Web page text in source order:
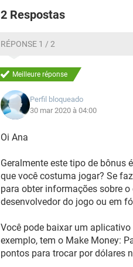
2 Respostas
RÉPONSE 1 / 2
Meilleure réponse
Perfil bloqueado
30 mar 2020 à 04:00
Oi Ana
Geralmente este tipo de bônus
que você costuma jogar? Se
para obter informações sobre
desenvolvedor do jogo ou em
Você pode baixar um
exemplo, tem o Make Money:
pontos para trocar por dólares